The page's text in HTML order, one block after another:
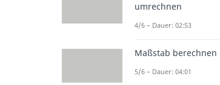
umrechnen
4/6 – Dauer: 02:53
Maßstab berechnen
5/6 – Dauer: 04:01